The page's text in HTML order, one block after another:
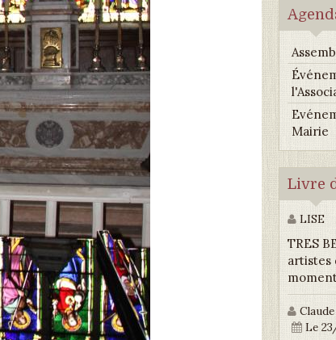
Mairie
Livre
LISE
TRES
artistes
Le